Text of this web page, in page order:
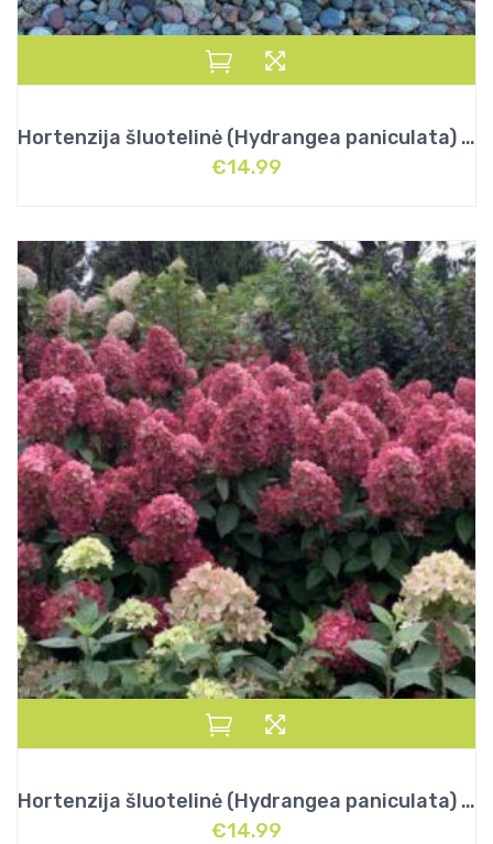
Hortenzija šluotelinė (Hydrangea paniculata) „Bobo”
€14.99
Hortenzija šluotelinė (Hydrangea paniculata) „Bonfire”
€14.99